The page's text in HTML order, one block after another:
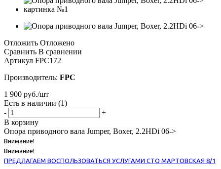
Отложить Отложено
Сравнить В сравнении
Артикул FPC172
Производитель: FPC
1 900 руб./шт
Есть в наличии (1)
-
+
В корзину
Опора приводного вала Jumper, Boxer, 2.2HDi 06->
Внимание!
Внимание!
ПРЕДЛАГАЕМ ВОСПОЛЬЗОВАТЬСЯ УСЛУГАМИ СТО МАРТОВСКАЯ 8/1